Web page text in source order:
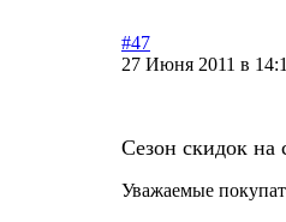
#47
27 Июня 2011 в
Сезон скидок на
Уважаемые